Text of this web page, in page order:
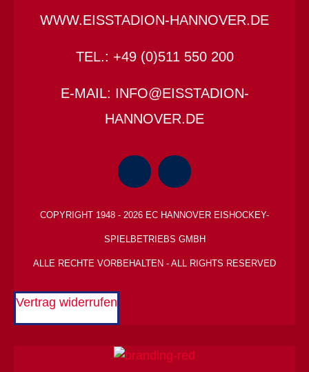
WWW.EISSTADION-HANNOVER.DE
TEL.: +49 (0)511 550 200
E-MAIL: INFO@EISSTADION-
HANNOVER.DE
COPYRIGHT 1948 - 2026 EC HANNOVER EISHOCKEY-
SPIELBETRIEBS GMBH
ALLE RECHTE VORBEHALTEN - ALL RIGHTS RESERVED
Vertrag widerrufen